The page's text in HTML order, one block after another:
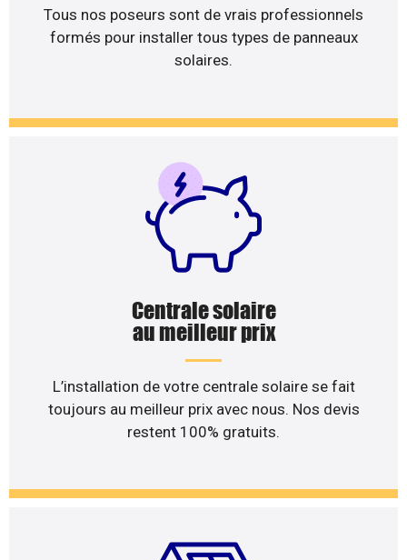
Tous nos poseurs sont de vrais professionnels
formés pour installer tous types de panneaux
solaires.
Centrale solaire
au meilleur prix
L’installation de votre centrale solaire se fait
toujours au meilleur prix avec nous. Nos devis
restent 100% gratuits.